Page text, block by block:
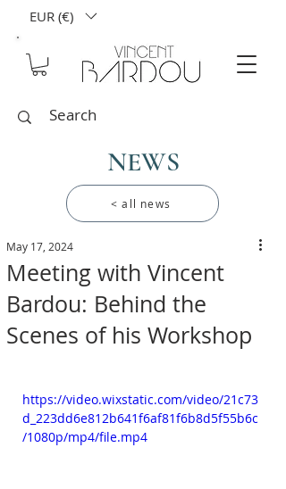
EUR (€)
NEWS
< all news
Meeting with Vincent
Bardou: Behind the
Scenes of his Workshop
May 17, 2024
https://video.wixstatic.com/video/21c73
d_223dd6e812b641f6af81f6b8d5f55b6c
/1080p/mp4/file.mp4